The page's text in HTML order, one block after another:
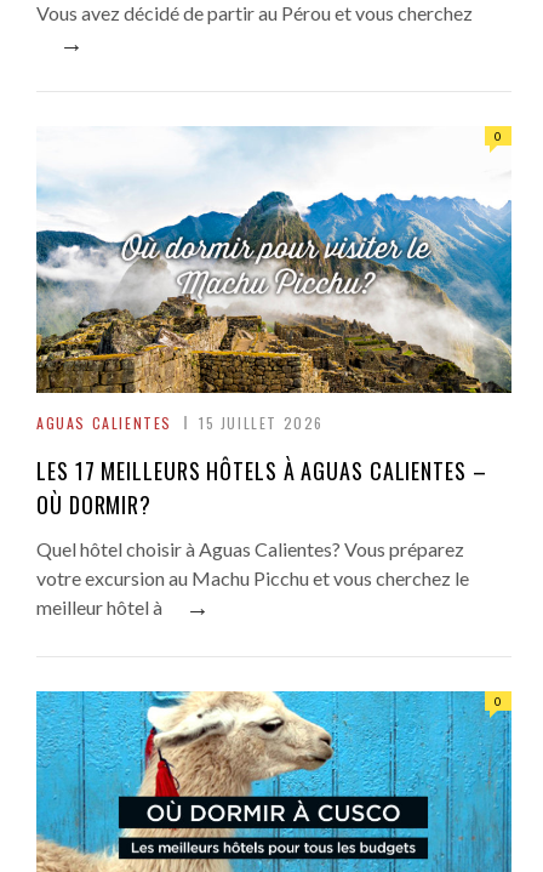
Vous avez décidé de partir au Pérou et vous cherchez
→
0
AGUAS CALIENTES 15 JUILLET 2026
LES 17 MEILLEURS HÔTELS À AGUAS CALIENTES –
OÙ DORMIR?
Quel hôtel choisir à Aguas Calientes? Vous préparez
votre excursion au Machu Picchu et vous cherchez le
meilleur hôtel à
→
0